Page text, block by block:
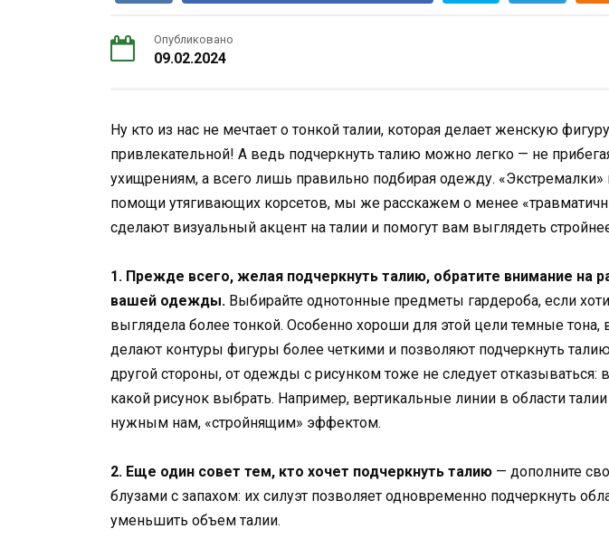
Опубликовано
09.02.2024
Ну кто из нас не мечтает о тонкой талии, которая делает женскую
привлекательной! А ведь подчеркнуть талию можно легко — не
ухищрениям, а всего лишь правильно подбирая одежду. «Экстремалки»
помощи утягивающих корсетов, мы же расскажем о менее
сделают визуальный акцент на талии и помогут вам выглядеть
1. Прежде всего, желая подчеркнуть талию, обратите внимание на
вашей одежды. Выбирайте однотонные предметы гардероба, если
выглядела более тонкой. Особенно хороши для этой цели темные
делают контуры фигуры более четкими и позволяют подчеркнуть
другой стороны, от одежды с рисунком тоже не следует отказываться:
какой рисунок выбрать. Например, вертикальные линии в области
нужным нам, «стройнящим» эффектом.
2. Еще один совет тем, кто хочет подчеркнуть талию — дополните
блузами с запахом: их силуэт позволяет одновременно подчеркнуть
уменьшить объем талии.